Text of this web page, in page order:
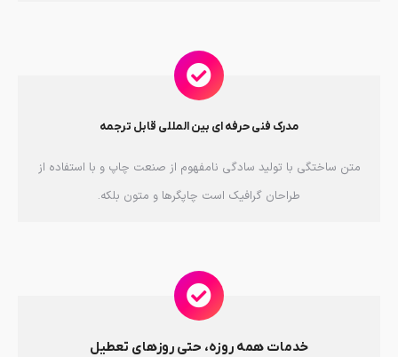
مدرک فنی حرفه ای بین المللی قابل ترجمه
متن ساختگی با تولید سادگی نامفهوم از صنعت چاپ و با استفاده از
طراحان گرافیک است چاپگرها و متون بلکه.
خدمات همه روزه، حتی روزهای تعطیل